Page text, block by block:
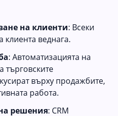
на клиенти: Всеки
клиента веднага.
: Автоматизацията на
търговските
върху продажбите,
работа.
решения: CRM